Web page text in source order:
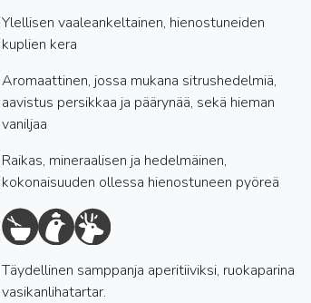
Ylellisen vaaleankeltainen, hienostuneiden
kuplien kera
Aromaattinen, jossa mukana sitrushedelmiä,
aavistus persikkaa ja päärynää, sekä hieman
vaniljaa
Raikas, mineraalisen ja hedelmäinen,
kokonaisuuden ollessa hienostuneen pyöreä
Täydellinen samppanja aperitiiviksi, ruokaparina
vasikanlihatartar.